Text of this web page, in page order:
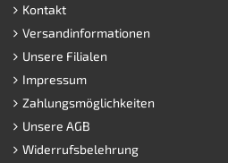
Kontakt
Versandinformationen
Unsere Filialen
Impressum
Zahlungsmöglichkeiten
Unsere AGB
Widerrufsbelehrung